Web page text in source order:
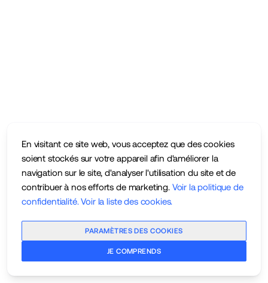
En visitant ce site web, vous acceptez que des cookies
soient stockés sur votre appareil afin d'améliorer la
navigation sur le site, d'analyser l'utilisation du site et de
contribuer à nos efforts de marketing. Voir la politique de
confidentialité. Voir la liste des cookies.
PARAMÈTRES DES COOKIES
JE COMPRENDS